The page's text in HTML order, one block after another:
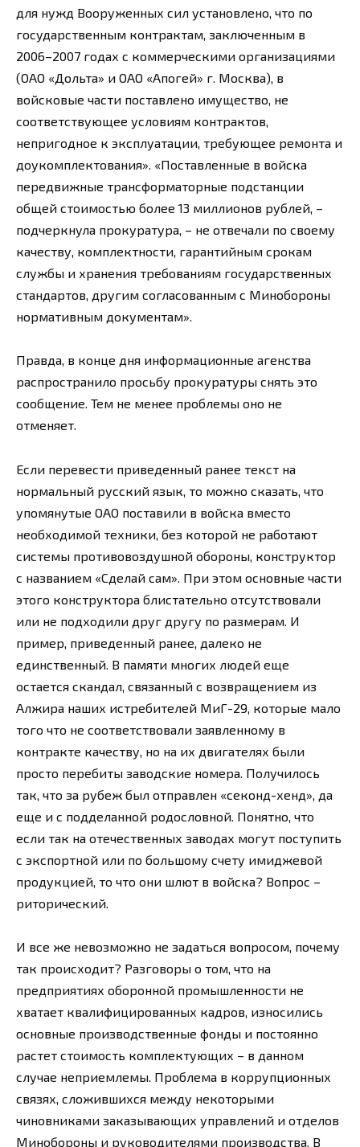
для нужд Вооруженных сил установлено, что по
государственным контрактам, заключенным в
2006–2007 годах с коммерческими организациями
(ОАО «Дольта» и ОАО «Апогей» г. Москва), в
войсковые части поставлено имущество, не
соответствующее условиям контрактов,
непригодное к эксплуатации, требующее ремонта и
доукомплектования». «Поставленные в войска
передвижные трансформаторные подстанции
общей стоимостью более 13 миллионов рублей, –
подчеркнула прокуратура, – не отвечали по своему
качеству, комплектности, гарантийным срокам
службы и хранения требованиям государственных
стандартов, другим согласованным с Минобороны
нормативным документам».
Правда, в конце дня информационные агенства
распространило просьбу прокуратуры снять это
сообщение. Тем не менее проблемы оно не
отменяет.
Если перевести приведенный ранее текст на
нормальный русский язык, то можно сказать, что
упомянутые ОАО поставили в войска вместо
необходимой техники, без которой не работают
системы противовоздушной обороны, конструктор
с названием «Сделай сам». При этом основные части
этого конструктора блистательно отсутствовали
или не подходили друг другу по размерам. И
пример, приведенный ранее, далеко не
единственный. В памяти многих людей еще
остается скандал, связанный с возвращением из
Алжира наших истребителей МиГ-29, которые мало
того что не соответствовали заявленному в
контракте качеству, но на их двигателях были
просто перебиты заводские номера. Получилось
так, что за рубеж был отправлен «секонд-хенд», да
еще и с подделанной родословной. Понятно, что
если так на отечественных заводах могут поступить
с экспортной или по большому счету имиджевой
продукцией, то что они шлют в войска? Вопрос –
риторический.
И все же невозможно не задаться вопросом, почему
так происходит? Разговоры о том, что на
предприятиях оборонной промышленности не
хватает квалифицированных кадров, износились
основные производственные фонды и постоянно
растет стоимость комплектующих – в данном
случае неприемлемы. Проблема в коррупционных
связях, сложившихся между некоторыми
чиновниками заказывающих управлений и отделов
Минобороны и руководителями производства. В